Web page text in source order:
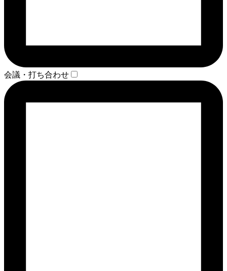
会議・打ち合わせ